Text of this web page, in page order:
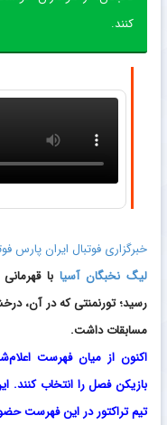
کنند.
خبرگزاری فوتبال ایران پارس
لیگ نخبگان آسیابا قهرمانی
رسید؛ تورنمنتی که در آن،
مسابقات داشت.
اکنون از میان فهرست
بازیکن فصل را انتخاب کنند.
تیم تراکتور در این فهرست